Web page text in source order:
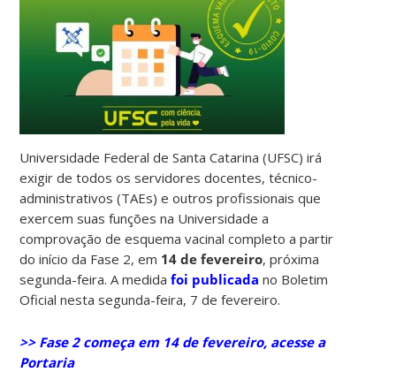
Universidade Federal de Santa Catarina (UFSC) irá
exigir de todos os servidores docentes, técnico-
administrativos (TAEs) e outros profissionais que
exercem suas funções na Universidade a
comprovação de esquema vacinal completo a partir
do início da Fase 2, em 14 de fevereiro, próxima
segunda-feira. A medidafoi publicada no Boletim
Oficial nesta segunda-feira, 7 de fevereiro.
>> Fase 2 começa em 14 de fevereiro, acesse a
Portaria